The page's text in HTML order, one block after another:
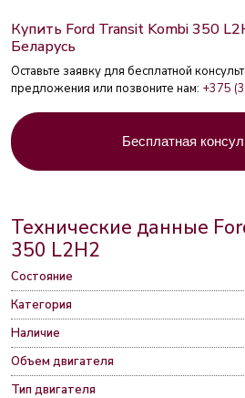
Купить Ford Transit Kombi 350
Беларусь
Оставьте заявку для бесплатной
предложения или позвоните нам: +375
Бесплатная
Технические данные
350 L2H2
Состояние
Категория
Наличие
Объем двигателя
Тип двигателя